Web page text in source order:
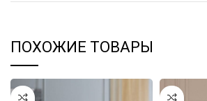
ПОХОЖИЕ ТОВАРЫ